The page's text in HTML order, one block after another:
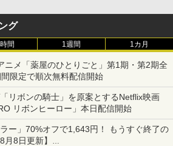
グ
間 1週間 1カ月
メ「薬屋のひとりごと」第1期・第2期全
限定で順次無料配信開始
リボンの騎士」を原案とするNetflix映画
リボンヒーロー」本日配信開始
ラー」70%オフで1,643円！ もうすぐ終了の
8日更新】